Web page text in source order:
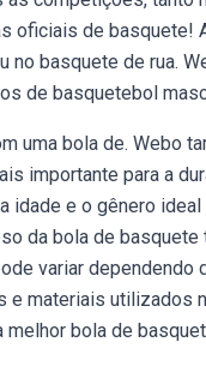
oficiais de basquete!
basquete de rua.
de basquetebol
uma bola de. Webo
importante para a
idade e o gênero
da bola de
variar
materiais utilizados
bola de